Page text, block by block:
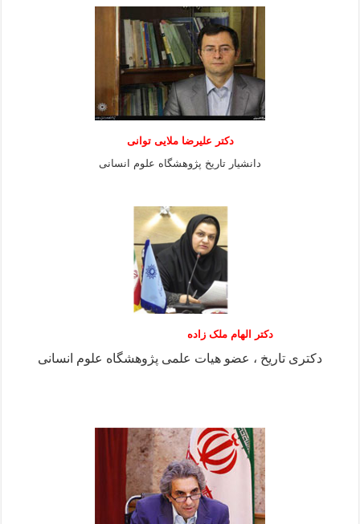
دكتر عليرضا ملايى توانی
دانشيار تاريخ پژوهشگاه علوم انسانی
دکتر الهام ملک زاده
دکتری تاریخ ، عضو هیات علمی پژوهشگاه علوم انسانی